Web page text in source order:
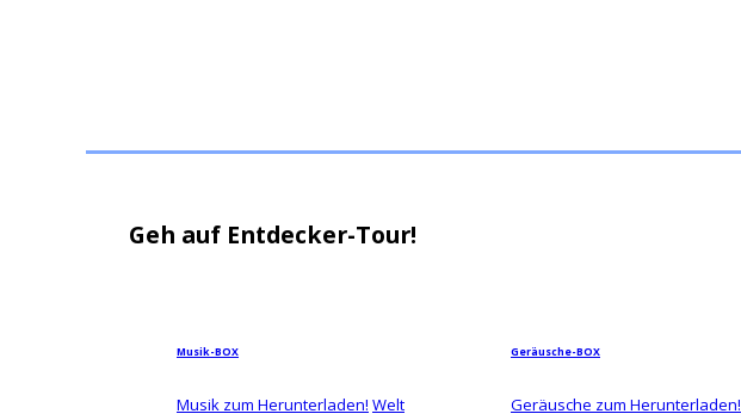
Geh auf Entdecker-Tour!
Musik-BOX
Musik zum Herunterladen! Welt
Geräusche-BOX
Geräusche zum Herunterladen!